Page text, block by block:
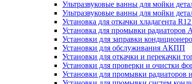
Ультразвуковые ванны для мойки
Ультразвуковые ванны для мойки
Установка для откачки хладагента
Установка для промывки
Установки для заправки
Установки для обслуживания АКПП
Установки для откачки и перекачки
Установки для проверки и очистки
Установки для промывки радиаторов